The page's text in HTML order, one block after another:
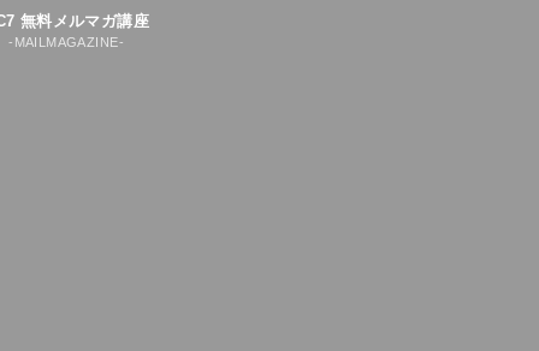
無料メルマガ講座
-MAILMAGAZINE-